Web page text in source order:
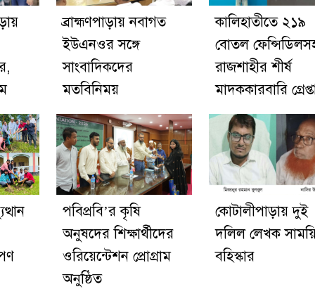
ব্রাহ্মণপাড়ায় নবাগত
ইউএনওর সঙ্গে
সাংবাদিকদের
মতবিনিময়
কালিহাতীতে ২১৯
বোতল
রাজশাহীর শীর্ষ
মাদককারবারি
পবিপ্রবি’র কৃষি
অনুষদের শিক্ষার্থীদের
ওরিয়েন্টেশন প্রোগ্রাম
অনুষ্ঠিত
কোটালীপাড়ায় দুই
দলিল লেখক
বহিস্কার